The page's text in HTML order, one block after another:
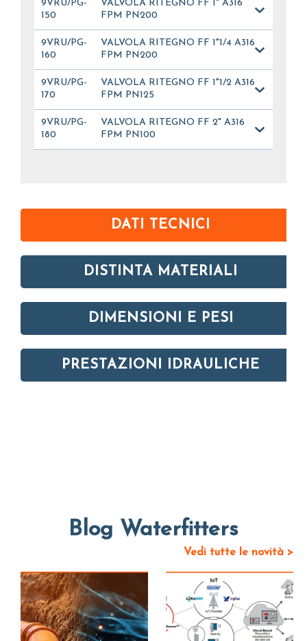
9VRU/PG-
150
VALVOLA RITEGNO FF 1" A316
FPM PN200
9VRU/PG-
160
VALVOLA RITEGNO FF 1"1/4 A316
FPM PN200
9VRU/PG-
170
VALVOLA RITEGNO FF 1"1/2 A316
FPM PN125
9VRU/PG-
180
VALVOLA RITEGNO FF 2" A316
FPM PN100
DATI TECNICI
DISTINTA MATERIALI
DIMENSIONI E PESI
PRESTAZIONI IDRAULICHE
Blog Waterfitters
Vedi tutte le novità >